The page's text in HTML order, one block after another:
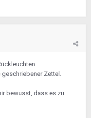
geschriebener Zettel.
bewusst, dass es zu